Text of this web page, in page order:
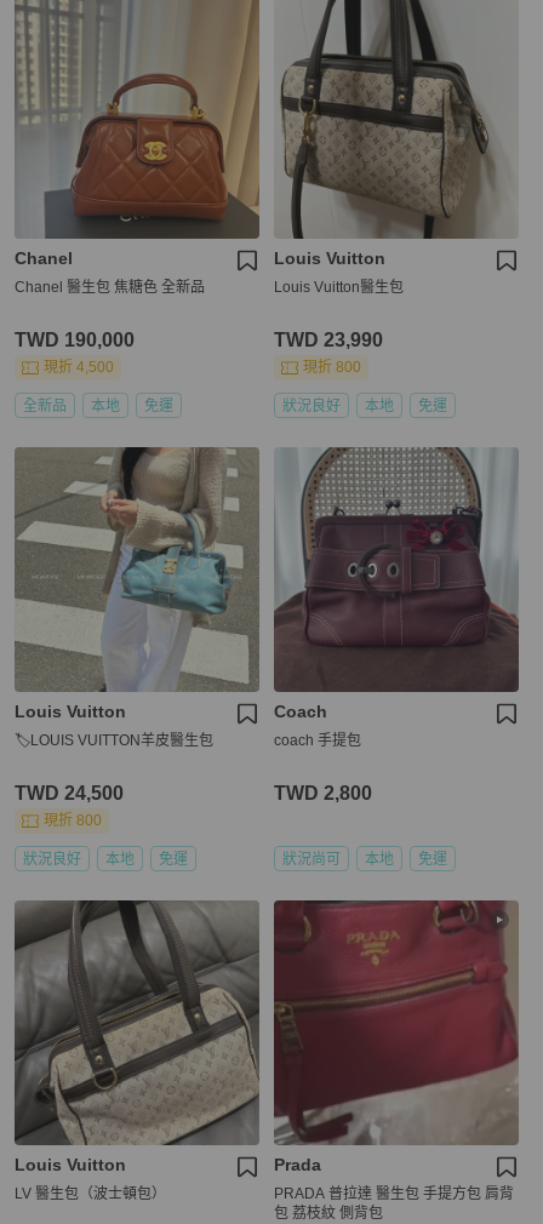
Chanel
Chanel 醫生包 焦糖色 全新品
TWD 190,000
現折 4,500
全新品 本地 免運
Louis Vuitton
Louis Vuitton醫生包
TWD 23,990
現折 800
狀況良好 本地 免運
Louis Vuitton
🏷LOUIS VUITTON羊皮醫生包
TWD 24,500
現折 800
狀況良好 本地 免運
Coach
coach 手提包
TWD 2,800
狀況尚可 本地 免運
Louis Vuitton
LV 醫生包（波士頓包）
Prada
PRADA 普拉達 醫生包 手提方包 肩背
包 荔枝紋 側背包